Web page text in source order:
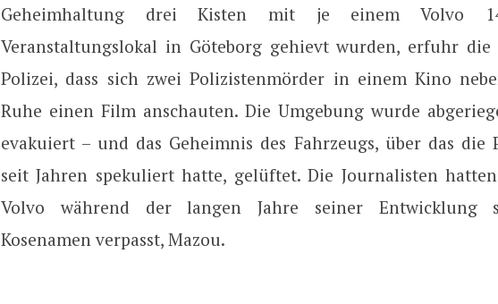
Geheimhaltung drei Kisten mit je einem Volvo
Veranstaltungslokal in Göteborg gehievt wurden, erfuhr die
Polizei, dass sich zwei Polizistenmörder in einem Kino
Ruhe einen Film anschauten. Die Umgebung wurde
evakuiert – und das Geheimnis des Fahrzeugs, über das die
seit Jahren spekuliert hatte, gelüftet. Die Journalisten
Volvo während der langen Jahre seiner Entwicklung
Kosenamen verpasst, Mazou.